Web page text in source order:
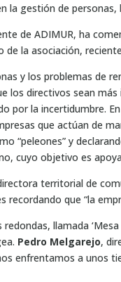
la gestión de
de ADIMUR, ha
de la asociación,
y los problemas de
los directivos sean
por la incertidumbre.
que actúan de
“peleones” y
cuyo objetivo es
territorial de
recordando que “la
llamada
Pedro Melgarejo,
enfrentamos a unos